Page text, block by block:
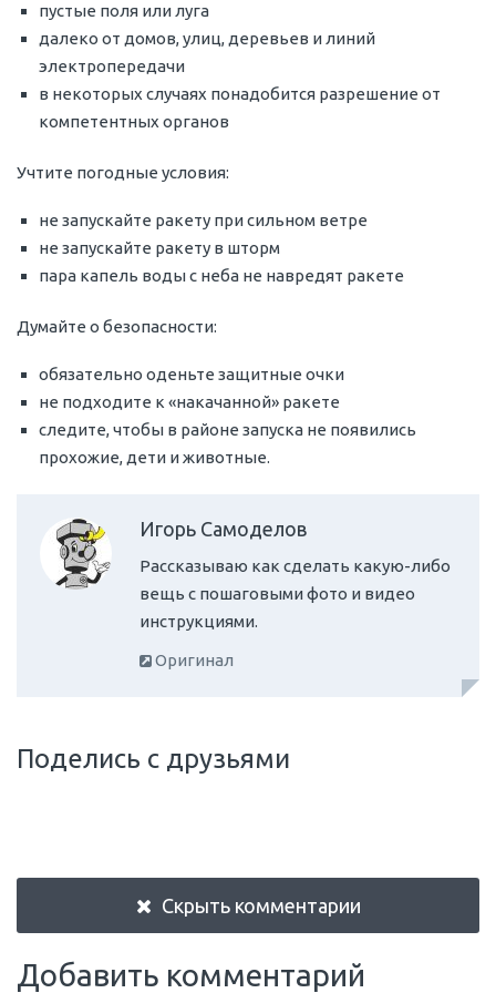
пустые поля или луга
далеко от домов, улиц, деревьев и линий
электропередачи
в некоторых случаях понадобится разрешение от
компетентных органов
Учтите погодные условия:
не запускайте ракету при сильном ветре
не запускайте ракету в шторм
пара капель воды с неба не навредят ракете
Думайте о безопасности:
обязательно оденьте защитные очки
не подходите к «накачанной» ракете
следите, чтобы в районе запуска не появились
прохожие, дети и животные.
Игорь Самоделов
Рассказываю как сделать какую-либо
вещь с пошаговыми фото и видео
инструкциями.
Оригинал
Поделись с друзьями
Скрыть комментарии
Добавить комментарий